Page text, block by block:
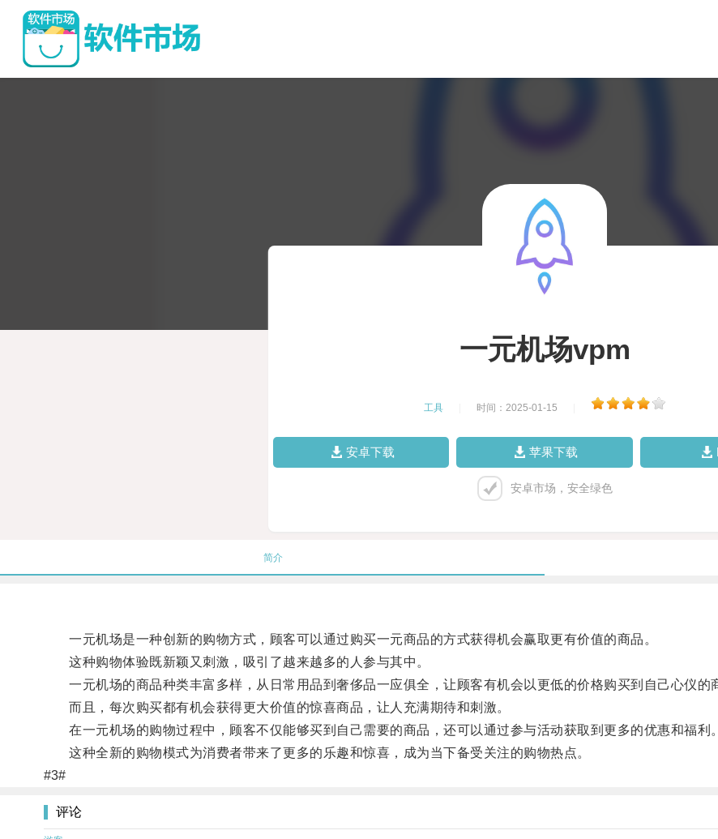
一元机场vpm
工具 时间：2025-01-15
安卓下载 苹果下载
安卓市场，安全绿色
简介
一元机场是一种创新的购物方式，顾客可以通过购买一元商品的方式获得机会赢取更有价值的商品。
这种购物体验既新颖又刺激，吸引了越来越多的人参与其中。
一元机场的商品种类丰富多样，从日常用品到奢侈品一应俱全，让顾客有机会以更低的价格购买到自己心仪的
而且，每次购买都有机会获得更大价值的惊喜商品，让人充满期待和刺激。
在一元机场的购物过程中，顾客不仅能够买到自己需要的商品，还可以通过参与活动获取到更多的优惠和福利。
这种全新的购物模式为消费者带来了更多的乐趣和惊喜，成为当下备受关注的购物热点。
#3#
评论